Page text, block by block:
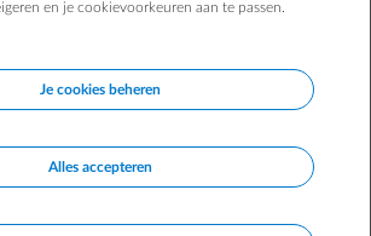
woning waar er een digitale meter staat is
te noteren en naar ons te
worden vanop afstand gelezen door je
en je cookievoorkeuren aan te passen.
Je cookies beheren
Alles accepteren